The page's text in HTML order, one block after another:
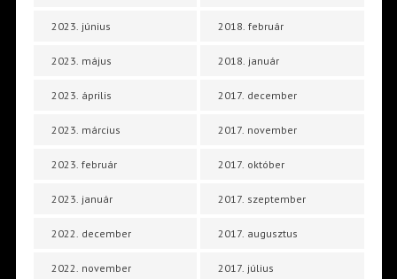
2023. június
2023. május
2023. április
2023. március
2023. február
2023. január
2022. december
2022. november
2018. február
2018. január
2017. december
2017. november
2017. október
2017. szeptember
2017. augusztus
2017. július